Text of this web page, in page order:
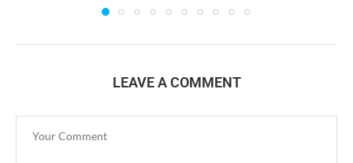
LEAVE A COMMENT